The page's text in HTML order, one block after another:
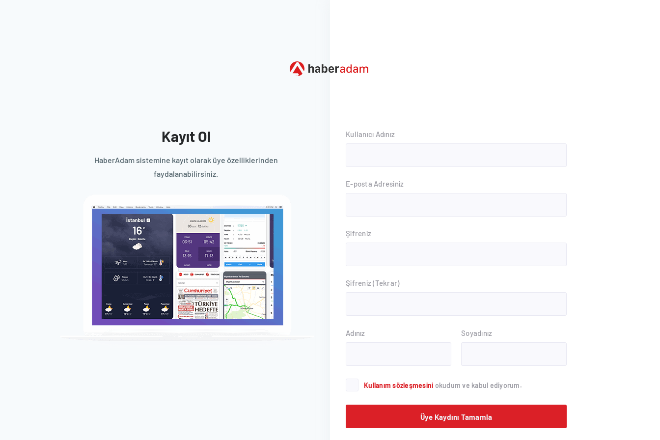
Kayıt Ol
HaberAdam sistemine kayıt olarak üye özelliklerinden
faydalanabilirsiniz.
Kullanıcı Adınız
E-posta Adresiniz
Şifreniz
Şifreniz (Tekrar)
Adınız Soyadınız
Kullanım sözleşmesini okudum ve kabul ediyorum.
Üye Kaydını Tamamla